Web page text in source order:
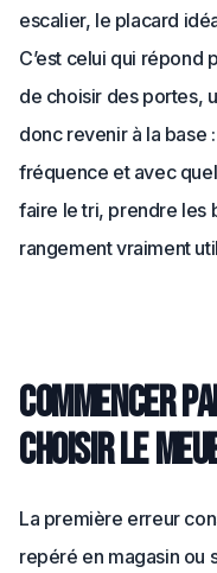
escalier, le placard
C’est celui qui répond
de choisir des portes,
donc revenir à la base
fréquence et avec quel
faire le tri, prendre les
rangement vraiment
Commencer
choisir le
La première erreur
repéré en magasin ou